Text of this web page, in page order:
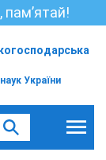
пам’ятай!
України